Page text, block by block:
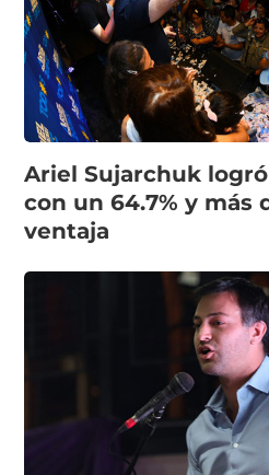
Ariel Sujarchuk
con un 64.7% y más
ventaja